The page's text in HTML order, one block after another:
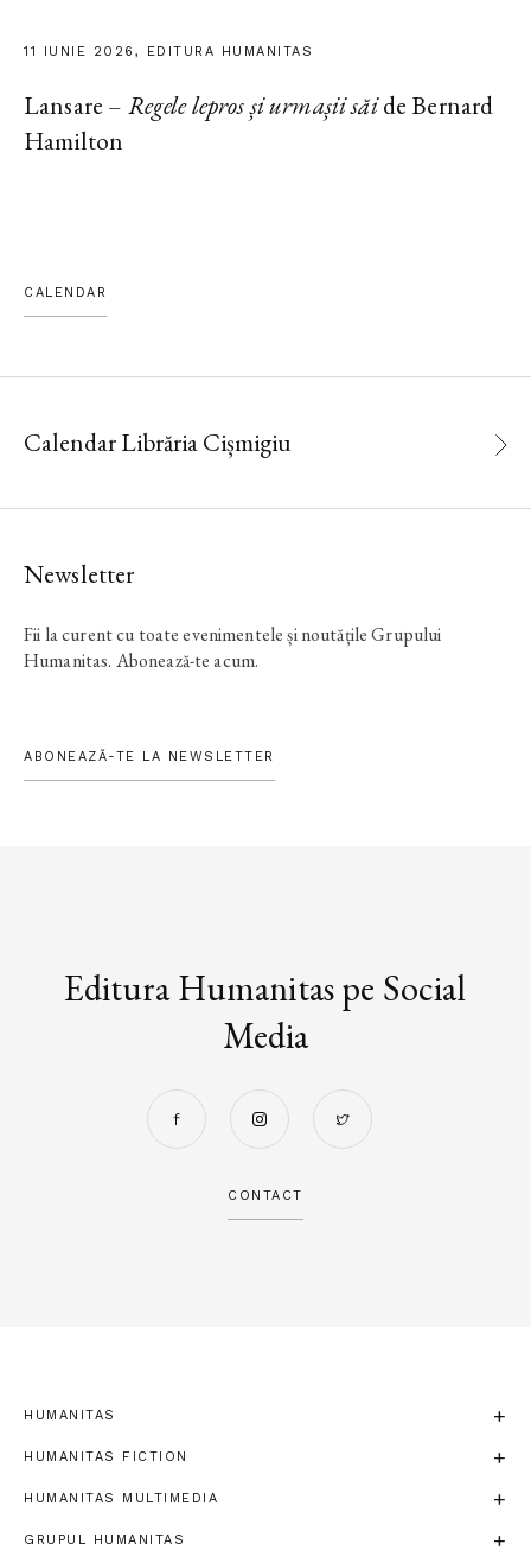
11 IUNIE 2026, EDITURA HUMANITAS
Lansare – Regele lepros și urmașii săide Bernard
Hamilton
CALENDAR
Calendar Librăria Cișmigiu
Newsletter
Fii la curent cu toate evenimentele și noutățile Grupului
Humanitas. Abonează-te acum.
ABONEAZĂ-TE LA NEWSLETTER
Editura Humanitas pe Social
Media
CONTACT
HUMANITAS
HUMANITAS FICTION
HUMANITAS MULTIMEDIA
GRUPUL HUMANITAS